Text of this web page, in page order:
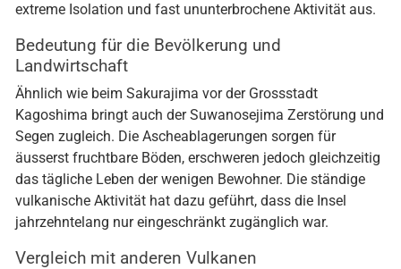
extreme Isolation und fast ununterbrochene Aktivität aus.
Bedeutung für die Bevölkerung und
Landwirtschaft
Ähnlich wie beim Sakurajima vor der Grossstadt
Kagoshima bringt auch der Suwanosejima Zerstörung und
Segen zugleich. Die Ascheablagerungen sorgen für
äusserst fruchtbare Böden, erschweren jedoch gleichzeitig
das tägliche Leben der wenigen Bewohner. Die ständige
vulkanische Aktivität hat dazu geführt, dass die Insel
jahrzehntelang nur eingeschränkt zugänglich war.
Vergleich mit anderen Vulkanen